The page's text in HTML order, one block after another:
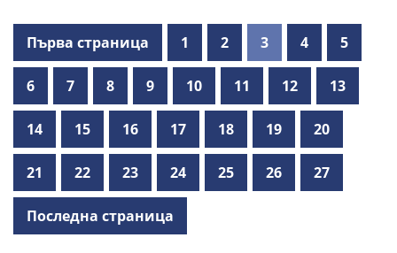
Първа страница 1 2 3 4 5
6 7 8 9 10 11 12 13
14 15 16 17 18 19 20
21 22 23 24 25 26 27
Последна страница